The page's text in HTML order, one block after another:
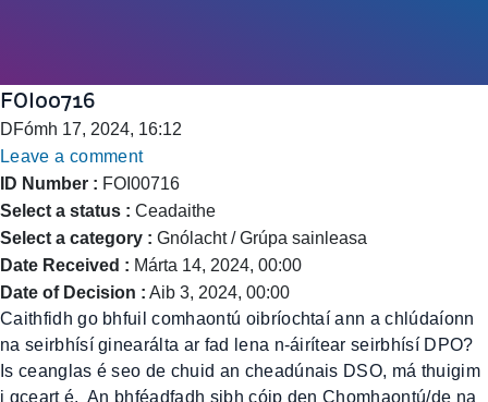
FOI00716
DFómh 17, 2024, 16:12
Leave a comment
ID Number : FOI00716
Select a status : Ceadaithe
Select a category : Gnólacht / Grúpa sainleasa
Date Received : Márta 14, 2024, 00:00
Date of Decision : Aib 3, 2024, 00:00
Caithfidh go bhfuil comhaontú oibríochtaí ann a chlúdaíonn
na seirbhísí ginearálta ar fad lena n-áirítear seirbhísí DPO?
Is ceanglas é seo de chuid an cheadúnais DSO, má thuigim
i gceart é. An bhféadfadh sibh cóip den Chomhaontú/de na